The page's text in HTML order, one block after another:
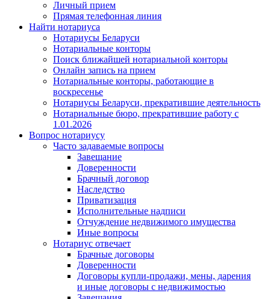
Личный прием
Прямая телефонная линия
Найти нотариуса
Нотариусы Беларуси
Нотариальные конторы
Поиск ближайшей нотариальной конторы
Онлайн запись на прием
Нотариальные конторы, работающие в
воскресенье
Нотариусы Беларуси, прекратившие деятельность
Нотариальные бюро, прекратившие работу с
1.01.2026
Вопрос нотариусу
Часто задаваемые вопросы
Завещание
Доверенности
Брачный договор
Наследство
Приватизация
Исполнительные надписи
Отчуждение недвижимого имущества
Иные вопросы
Нотариус отвечает
Брачные договоры
Доверенности
Договоры купли-продажи, мены, дарения
и иные договоры с недвижимостью